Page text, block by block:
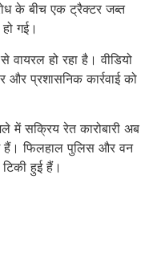
के बीच एक ट्रैक्टर जब्त
गई।
वायरल हो रहा है। वीडियो
प्रशासनिक कार्रवाई को
में सक्रिय रेत कारोबारी अब
हैं। फिलहाल पुलिस और वन
हुई हैं।